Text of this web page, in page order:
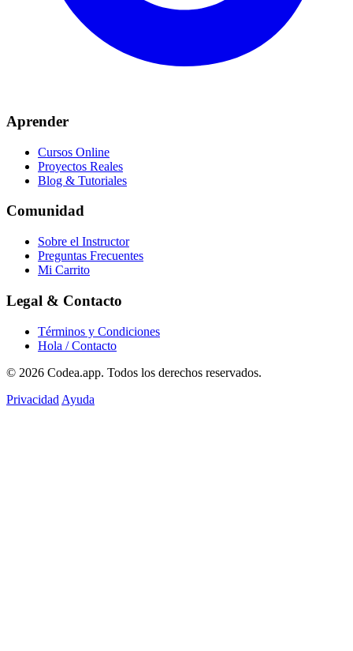
Aprender
Cursos Online
Proyectos Reales
Blog & Tutoriales
Comunidad
Sobre el Instructor
Preguntas Frecuentes
Mi Carrito
Legal & Contacto
Términos y Condiciones
Hola / Contacto
© 2026 Codea.app. Todos los derechos reservados.
Privacidad Ayuda